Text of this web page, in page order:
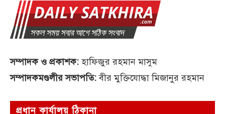
সম্পাদক ও প্রকাশক:হাফিজুর রহমান মাসুম
সম্পাদকমণ্ডলীর সভাপতি:বীর মুক্তিযোদ্ধা মিজানুর রহমান
প্রধান কার্যালয় ঠিকানা